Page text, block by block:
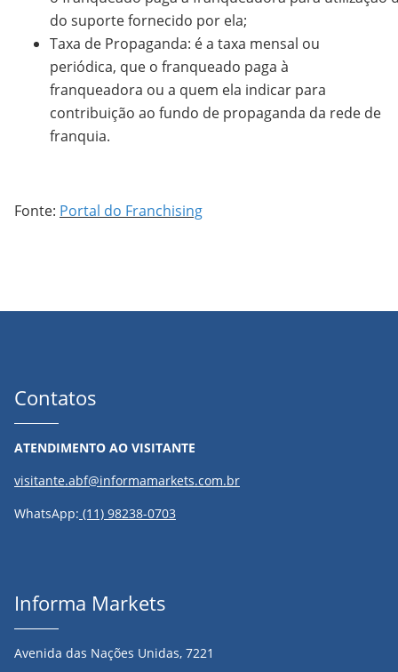
do suporte fornecido por ela;
Taxa de Propaganda: é a taxa mensal ou
periódica, que o franqueado paga à
franqueadora ou a quem ela indicar para
contribuição ao fundo de propaganda da rede de
franquia.
Fonte: Portal do Franchising
Contatos
ATENDIMENTO AO VISITANTE
visitante.abf@informamarkets.com.br
WhatsApp: (11) 98238-0703
Informa Markets
Avenida das Nações Unidas, 7221